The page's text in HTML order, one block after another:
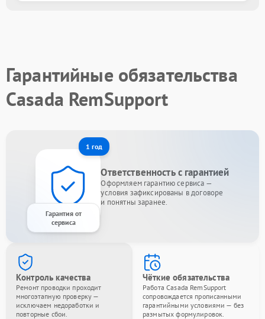
Гарантийные обязательства
Casada RemSupport
1 год
Гарантия от
сервиса
Ответственность с гарантией
Оформляем гарантию сервиса —
условия зафиксированы в договоре
и понятны заранее.
Контроль качества
Ремонт проводки проходит
многоэтапную проверку —
исключаем недоработки и
повторные сбои.
Чёткие обязательства
Работа Casada RemSupport
сопровождается прописанными
гарантийными условиями — без
размытых формулировок.